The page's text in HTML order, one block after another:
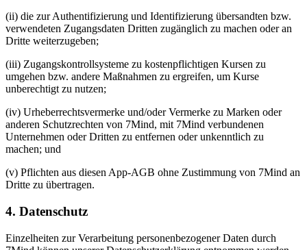
(ii) die zur Authentifizierung und Identifizierung übersandten bzw.
verwendeten Zugangsdaten Dritten zugänglich zu machen oder an
Dritte weiterzugeben;
(iii) Zugangskontrollsysteme zu kostenpflichtigen Kursen zu
umgehen bzw. andere Maßnahmen zu ergreifen, um Kurse
unberechtigt zu nutzen;
(iv) Urheberrechtsvermerke und/oder Vermerke zu Marken oder
anderen Schutzrechten von 7Mind, mit 7Mind verbundenen
Unternehmen oder Dritten zu entfernen oder unkenntlich zu
machen; und
(v) Pflichten aus diesen App-AGB ohne Zustimmung von 7Mind an
Dritte zu übertragen.
4. Datenschutz
Einzelheiten zur Verarbeitung personenbezogener Daten durch